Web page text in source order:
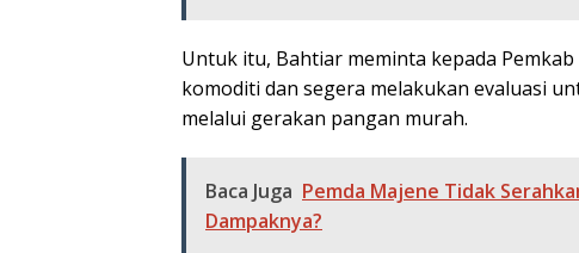
Untuk itu, Bahtiar meminta kepada
komoditi dan segera melakukan evaluasi
melalui gerakan pangan murah.
Baca Juga Pemda Majene Tidak
Dampaknya?